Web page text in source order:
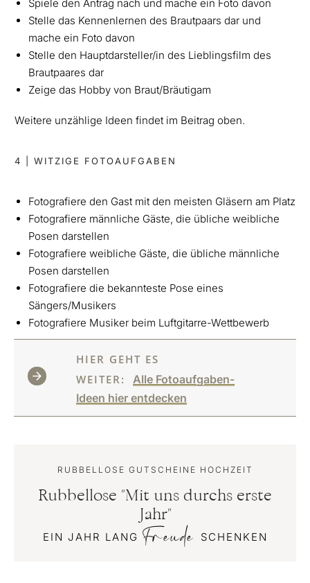
Spiele den Antrag nach und mache ein Foto davon
Stelle das Kennenlernen des Brautpaars dar und
mache ein Foto davon
Stelle den Hauptdarsteller/in des Lieblingsfilm des
Brautpaares dar
Zeige das Hobby von Braut/Bräutigam
Weitere unzählige Ideen findet im Beitrag oben.
4 | WITZIGE FOTOAUFGABEN
Fotografiere den Gast mit den meisten Gläsern am Platz
Fotografiere männliche Gäste, die übliche weibliche
Posen darstellen
Fotografiere weibliche Gäste, die übliche männliche
Posen darstellen
Fotografiere die bekannteste Pose eines
Sängers/Musikers
Fotografiere Musiker beim Luftgitarre-Wettbewerb
HIER GEHT ES
WEITER:
Alle Fotoaufgaben-
Ideen hier entdecken
RUBBELLOSE GUTSCHEINE HOCHZEIT
Rubbellose "Mit uns durchs erste
Jahr"
EIN JAHR LANG Freude SCHENKEN